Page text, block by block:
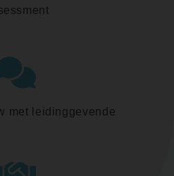
met leidinggevende